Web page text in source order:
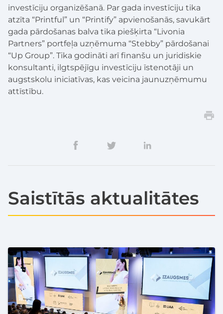
investīciju organizēšanā. Par gada investīciju tika
atzīta “Printful” un “Printify” apvienošanās, savukārt
gada pārdošanas balva tika piešķirta “Livonia
Partners” portfeļa uzņēmuma “Stebby” pārdošanai
“Up Group”. Tika godināti arī finanšu un juridiskie
konsultanti, ilgtspējīgu investīciju īstenotāji un
augstskolu iniciatīvas, kas veicina jaunuzņēmumu
attīstību.
Saistītās aktualitātes